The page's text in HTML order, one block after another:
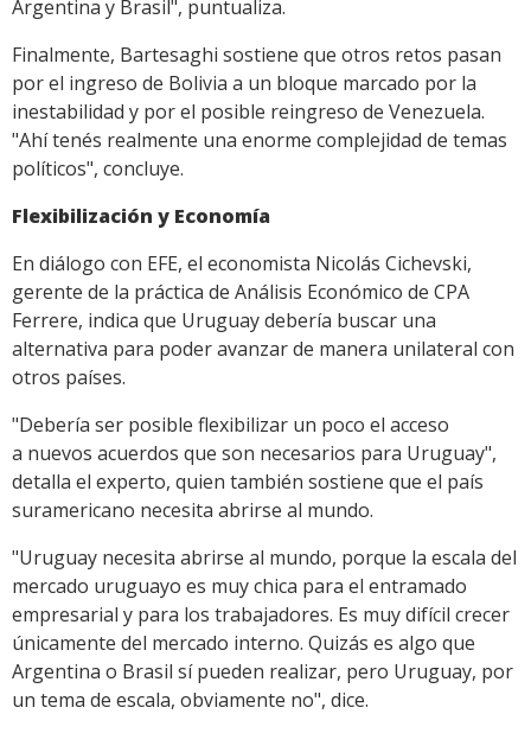
Argentina y Brasil", puntualiza.
Finalmente, Bartesaghi sostiene que otros retos pasan
por el ingreso de Bolivia a un bloque marcado por la
inestabilidad y por el posible reingreso de Venezuela.
"Ahí tenés realmente una enorme complejidad de temas
políticos", concluye.
Flexibilización y Economía
En diálogo con EFE, el economista Nicolás Cichevski,
gerente de la práctica de Análisis Económico de CPA
Ferrere, indica que Uruguay debería buscar una
alternativa para poder avanzar de manera unilateral con
otros países.
"Debería ser posible flexibilizar un poco el acceso
a nuevos acuerdos que son necesarios para Uruguay",
detalla el experto, quien también sostiene que el país
suramericano necesita abrirse al mundo.
"Uruguay necesita abrirse al mundo, porque la escala del
mercado uruguayo es muy chica para el entramado
empresarial y para los trabajadores. Es muy difícil crecer
únicamente del mercado interno. Quizás es algo que
Argentina o Brasil sí pueden realizar, pero Uruguay, por
un tema de escala, obviamente no", dice.